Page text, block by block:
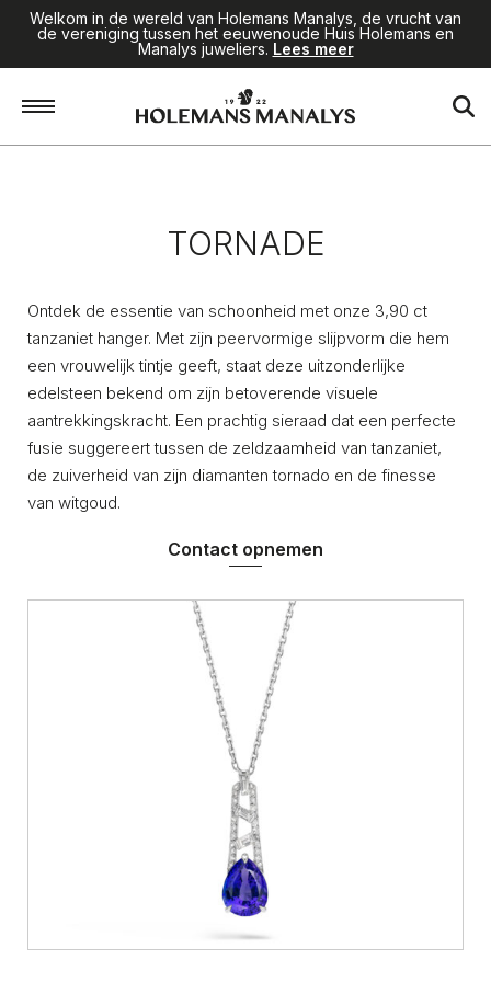
Welkom in de wereld van Holemans Manalys, de vrucht van
de vereniging tussen het eeuwenoude Huis Holemans en
Manalys juweliers. Lees meer
Juwelen / Tornade
TORNADE
Ontdek de essentie van schoonheid met onze 3,90 ct
tanzaniet hanger. Met zijn peervormige slijpvorm die hem
een vrouwelijk tintje geeft, staat deze uitzonderlijke
edelsteen bekend om zijn betoverende visuele
aantrekkingskracht. Een prachtig sieraad dat een perfecte
fusie suggereert tussen de zeldzaamheid van tanzaniet,
de zuiverheid van zijn diamanten tornado en de finesse
van witgoud.
Contact opnemen